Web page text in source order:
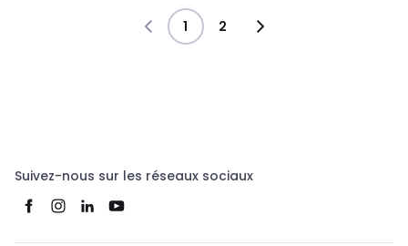
1 2
Suivez-nous sur les réseaux sociaux